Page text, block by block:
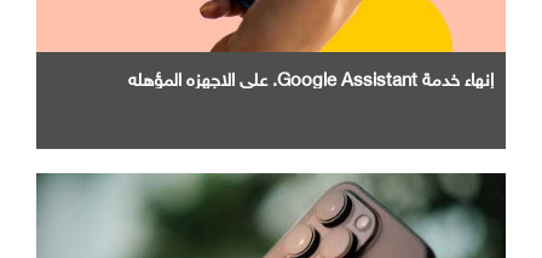
إنهاء خدمة Google Assistant. علي الاجهزه المؤهله